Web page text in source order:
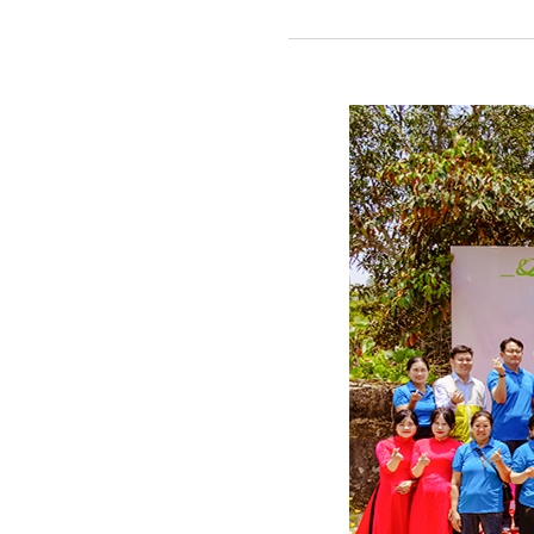
함께
지속
가능한
변화
🤝
ㅣ굿네이버
X
NH농협금